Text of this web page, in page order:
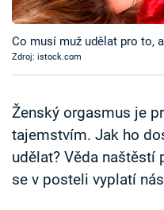
Časopis
Sledujte prima+
Sledujte nás
Co musí muž udělat pro to,
Zdroj: istock.com
Ženský orgasmus je
tajemstvím. Jak ho
udělat? Věda naštěstí
se v posteli vyplatí